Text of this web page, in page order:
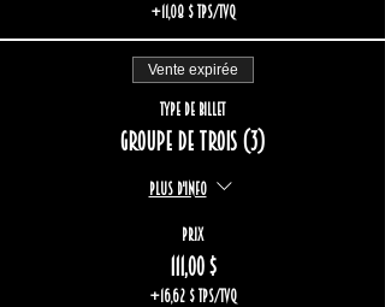
+11,08 $ TPS/TVQ
Vente expirée
Type de billet
Groupe de trois (3)
Plus d'info
Prix
111,00 $
+16,62 $ TPS/TVQ